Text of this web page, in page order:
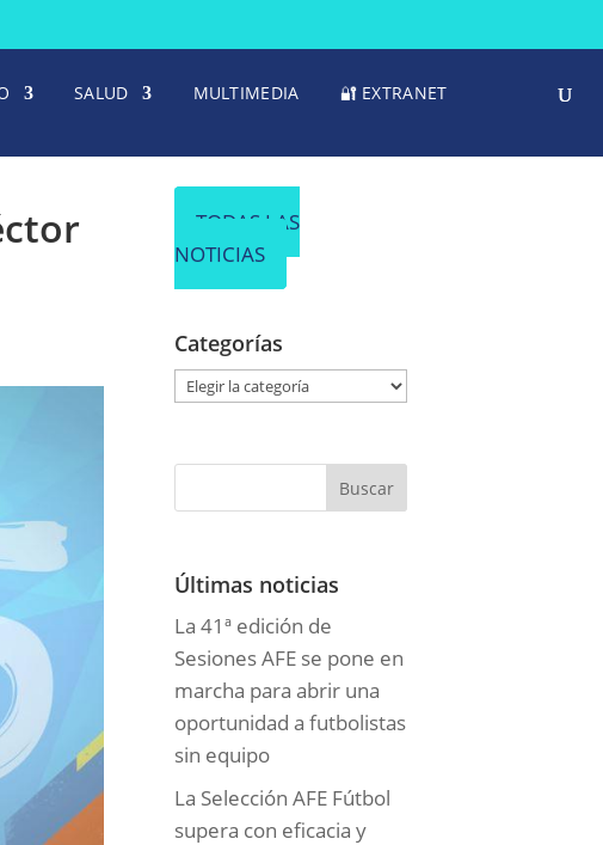
SALUD MULTIMEDIA 🔐 EXTRANET
TODAS LAS
NOTICIAS
Categorías
g
r
a
s
Últimas noticias
La 41ª edición de
Sesiones AFE se pone en
marcha para abrir una
oportunidad a futbolistas
sin equipo
La Selección AFE Fútbol
supera con eficacia y